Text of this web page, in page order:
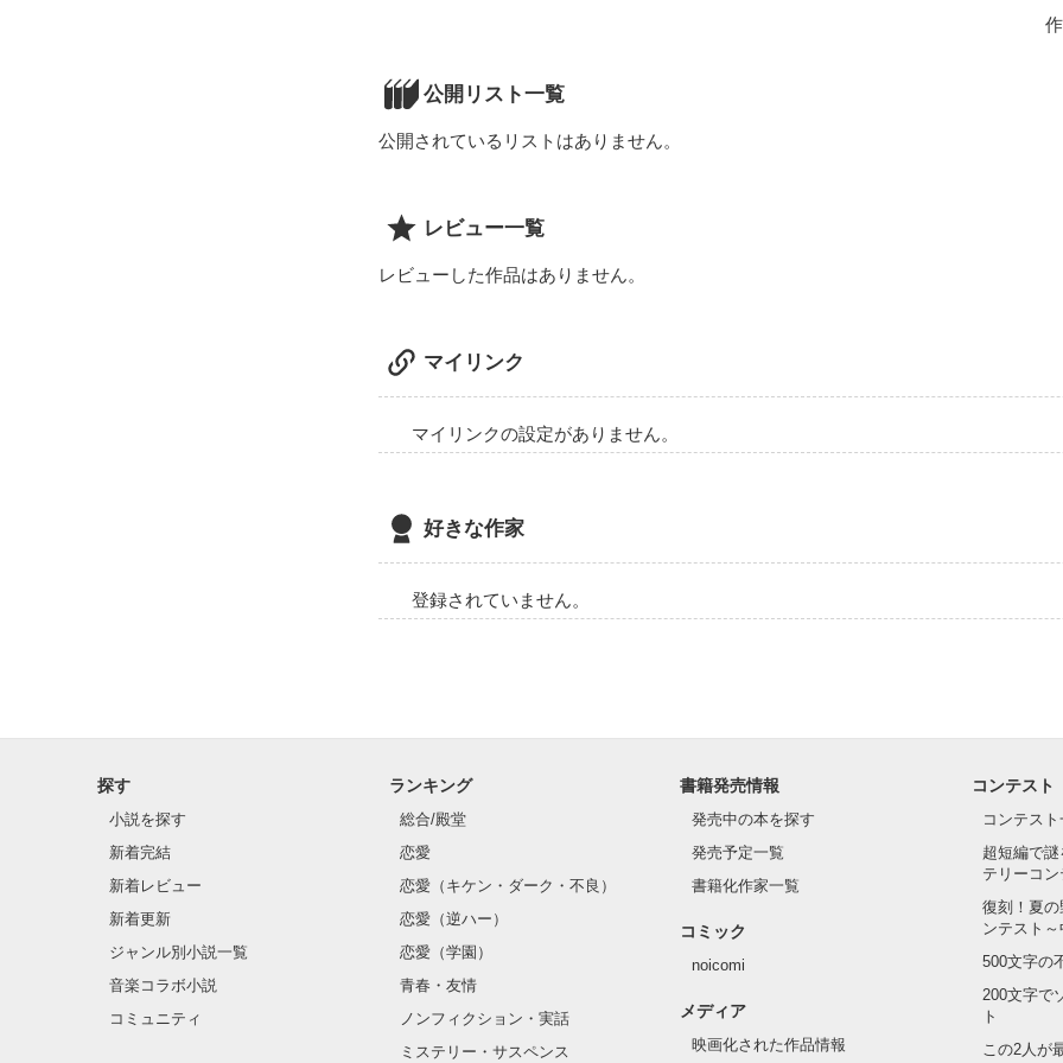
．
小説を書くのは小学生の頃の黒歴史ノート以来初めてなのですが、今回も黒歴史にな
公開リスト一覧
公開されているリストはありません。
レビュー一覧
レビューした作品はありません。
マイリンク
マイリンクの設定がありません。
好きな作家
登録されていません。
探す
小説を探す
新着完結
新着レビュー
新着更新
ジャンル別小説一覧
音楽コラボ小説
コミュニティ
ランキング
総合/殿堂
恋愛
恋愛（キケン・ダーク・不良）
恋愛（逆ハー）
恋愛（学園）
青春・友情
ノンフィクション・実話
ミステリー・サスペンス
書籍発売情報
発売中の本を探す
発売予定一覧
書籍化作家一覧
コミック
noicomi
メディア
映画化された作品情報
コンテスト
コンテス
超短編で
テリーコ
復刻！夏
ンテスト
500文字の
200文字で
ト
この2人が